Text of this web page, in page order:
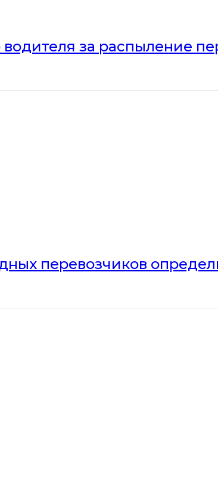
за распыление
перевозчиков